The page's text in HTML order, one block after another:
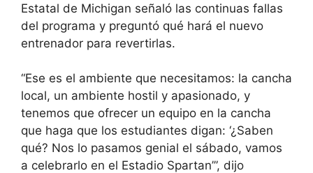
Estatal de Michigan señaló las continuas fallas
del programa y preguntó qué hará el nuevo
entrenador para revertirlas.
“Ese es el ambiente que necesitamos: la cancha
local, un ambiente hostil y apasionado, y
tenemos que ofrecer un equipo en la cancha
que haga que los estudiantes digan: ‘¿Saben
qué? Nos lo pasamos genial el sábado, vamos
a celebrarlo en el Estadio Spartan’”, dijo